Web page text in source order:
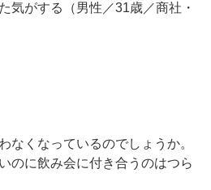
気がする（男性／31歳／商社・
なくなっているのでしょうか。
のに飲み会に付き合うのはつら